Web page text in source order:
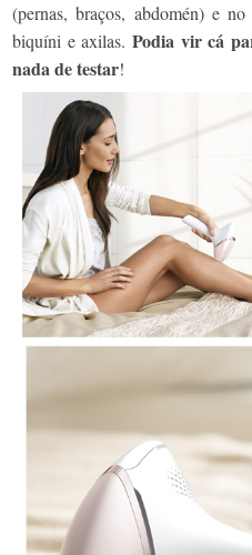
(pernas, braços, abdomén) e
biquíni e axilas. Podia vir cá
nada de testar!